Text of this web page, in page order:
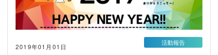
2019年01月01日
活動報告